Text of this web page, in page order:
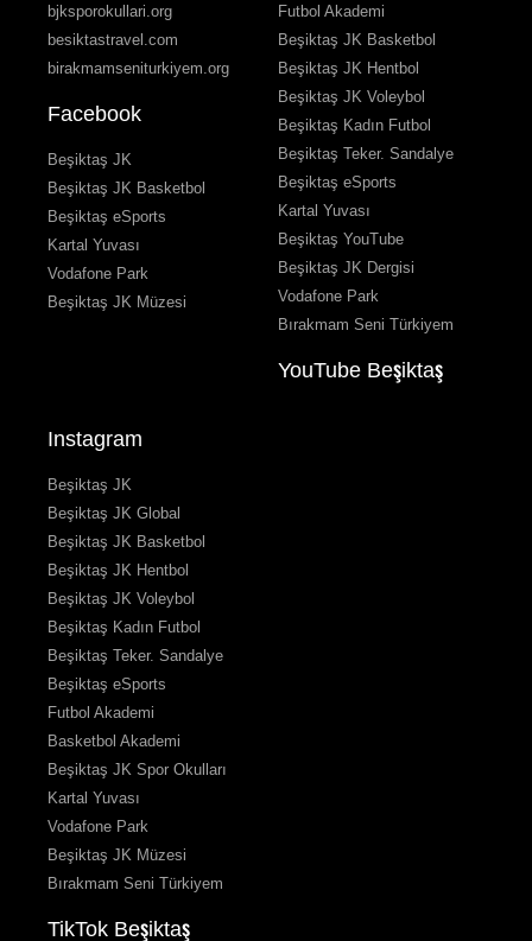
bjksporokullari.org
besiktastravel.com
birakmamseniturkiyem.org
Facebook
Beşiktaş JK
Beşiktaş JK Basketbol
Beşiktaş eSports
Kartal Yuvası
Vodafone Park
Beşiktaş JK Müzesi
Futbol Akademi
Beşiktaş JK Basketbol
Beşiktaş JK Hentbol
Beşiktaş JK Voleybol
Beşiktaş Kadın Futbol
Beşiktaş Teker. Sandalye
Beşiktaş eSports
Kartal Yuvası
Beşiktaş YouTube
Beşiktaş JK Dergisi
Vodafone Park
Bırakmam Seni Türkiyem
YouTube Beşiktaş
Instagram
Beşiktaş JK
Beşiktaş JK Global
Beşiktaş JK Basketbol
Beşiktaş JK Hentbol
Beşiktaş JK Voleybol
Beşiktaş Kadın Futbol
Beşiktaş Teker. Sandalye
Beşiktaş eSports
Futbol Akademi
Basketbol Akademi
Beşiktaş JK Spor Okulları
Kartal Yuvası
Vodafone Park
Beşiktaş JK Müzesi
Bırakmam Seni Türkiyem
TikTok Beşiktaş